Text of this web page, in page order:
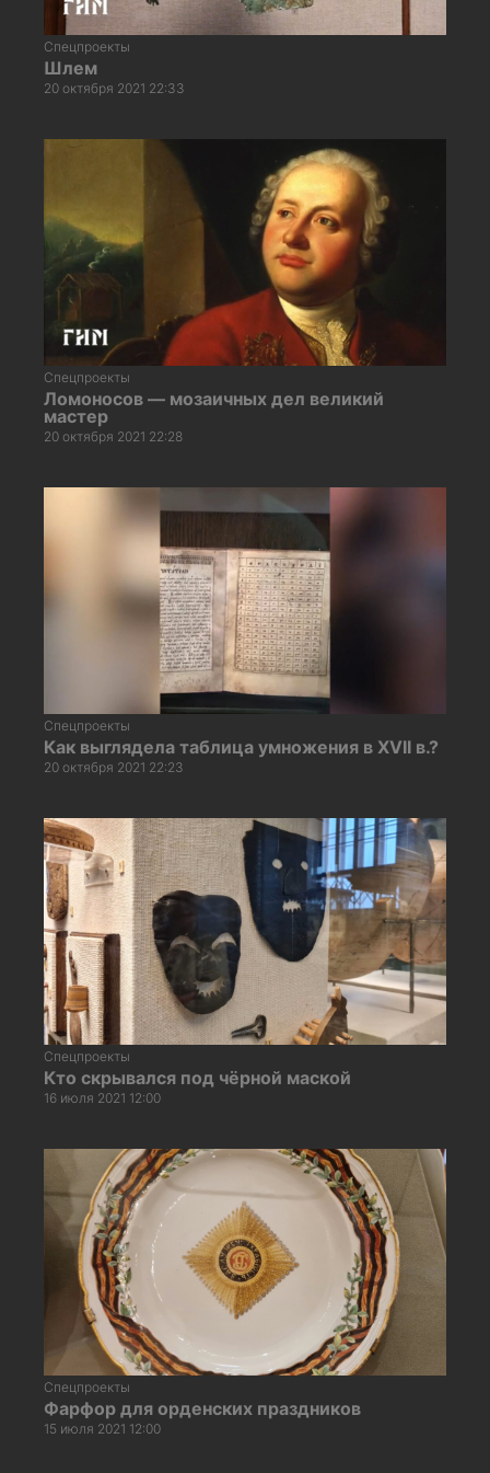
Спецпроекты
Шлем
20 октября 2021 22:33
Спецпроекты
Ломоносов — мозаичных дел великий
мастер
20 октября 2021 22:28
Спецпроекты
Как выглядела таблица умножения в XVII в.?
20 октября 2021 22:23
Спецпроекты
Кто скрывался под чёрной маской
16 июля 2021 12:00
Спецпроекты
Фарфор для орденских праздников
15 июля 2021 12:00